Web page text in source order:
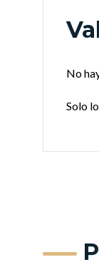
No
Solo